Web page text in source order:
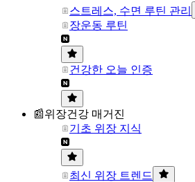
스트레스, 수면 루틴 관리
장운동 루틴
건강한 오늘 인증
📰위장건강 매거진
기초 위장 지식
최신 위장 트렌드